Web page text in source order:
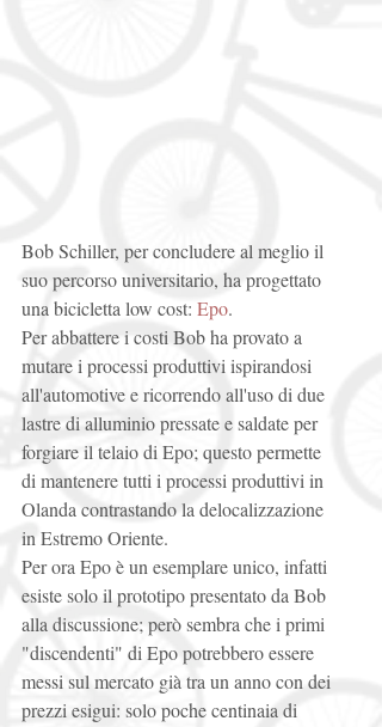
Bob Schiller, per concludere al meglio il
suo percorso universitario, ha progettato
una bicicletta low cost: Epo.
Per abbattere i costi Bob ha provato a
mutare i processi produttivi ispirandosi
all'automotive e ricorrendo all'uso di due
lastre di alluminio pressate e saldate per
forgiare il telaio di Epo; questo permette
di mantenere tutti i processi produttivi in
Olanda contrastando la delocalizzazione
in Estremo Oriente.
Per ora Epo è un esemplare unico, infatti
esiste solo il prototipo presentato da Bob
alla discussione; però sembra che i primi
"discendenti" di Epo potrebbero essere
messi sul mercato già tra un anno con dei
prezzi esigui: solo poche centinaia di